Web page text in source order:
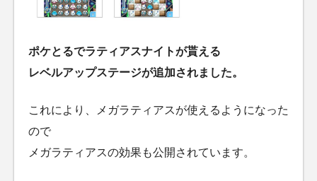
ポケとるでラティアスナイトが貰える
レベルアップステージが追加されました。
これにより、メガラティアスが使えるようになった
ので
メガラティアスの効果も公開されています。